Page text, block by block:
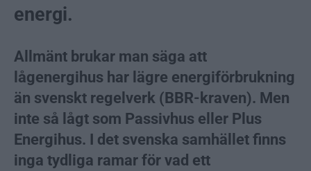
energi.
Allmänt brukar man säga att
lågenergihus har lägre energiförbrukning
än svenskt regelverk (BBR-kraven). Men
inte så lågt som Passivhus eller Plus
Energihus. I det svenska samhället finns
inga tydliga ramar för vad ett